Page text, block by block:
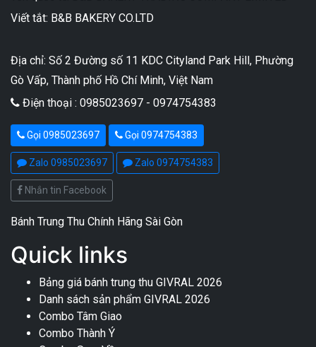
Viết tắt: B&B BAKERY CO.LTD
Địa chỉ: Số 2 Đường số 11 KDC Cityland Park Hill, Phường
Gò Vấp, Thành phố Hồ Chí Minh, Việt Nam
Điện thoại : 0985023697 - 0974754383
Gọi 0985023697 Gọi 0974754383
Zalo 0985023697 Zalo 0974754383
Nhắn tin Facebook
Bánh Trung Thu Chính Hãng Sài Gòn
Quick links
Bảng giá bánh trung thu GIVRAL 2026
Danh sách sản phẩm GIVRAL 2026
Combo Tâm Giao
Combo Thành Ý